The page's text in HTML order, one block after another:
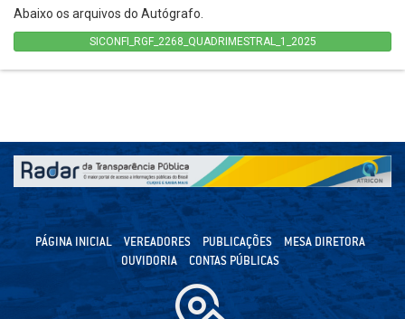
Abaixo os arquivos do Autógrafo.
SICONFI_RGF_2268_QUADRIMESTRAL_1_2025
PÁGINA INICIAL VEREADORES PUBLICAÇÕES
MESA DIRETORA
OUVIDORIA
CONTAS PÚBLICAS